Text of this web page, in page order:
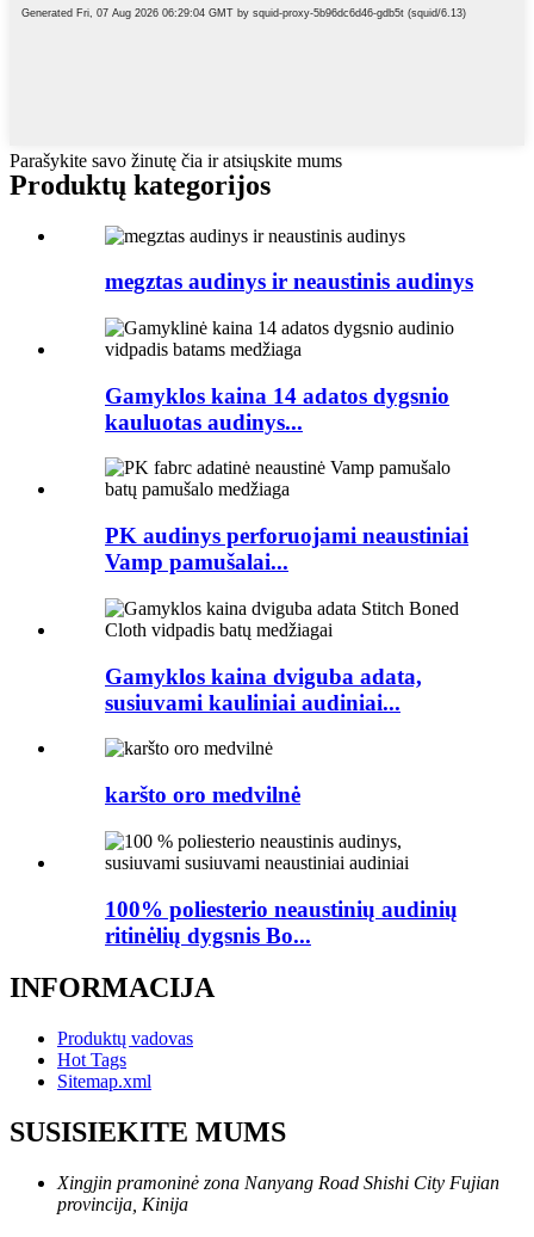
Parašykite savo žinutę čia ir atsiųskite mums
Produktų kategorijos
megztas audinys ir neaustinis audinys
Gamyklos kaina 14 adatos dygsnio
kauluotas audinys...
PK audinys perforuojami neaustiniai
Vamp pamušalai...
Gamyklos kaina dviguba adata,
susiuvami kauliniai audiniai...
karšto oro medvilnė
100% poliesterio neaustinių audinių
ritinėlių dygsnis Bo...
INFORMACIJA
Produktų vadovas
Hot Tags
Sitemap.xml
SUSISIEKITE MUMS
Xingjin pramoninė zona Nanyang Road Shishi City Fujian
provincija, Kinija